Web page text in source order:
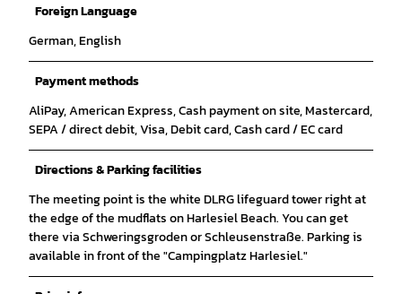
Foreign Language
German, English
Payment methods
AliPay, American Express, Cash payment on site, Mastercard,
SEPA / direct debit, Visa, Debit card, Cash card / EC card
Directions & Parking facilities
The meeting point is the white DLRG lifeguard tower right at
the edge of the mudflats on Harlesiel Beach. You can get
there via Schweringsgroden or Schleusenstraße. Parking is
available in front of the "Campingplatz Harlesiel."